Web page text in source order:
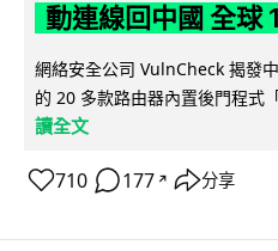
動連線回中國 全球
網絡安全公司 VulnCheck 揭發
的 20 多款路由器內置後門程式
讀全文
710 177 ↗ 分享